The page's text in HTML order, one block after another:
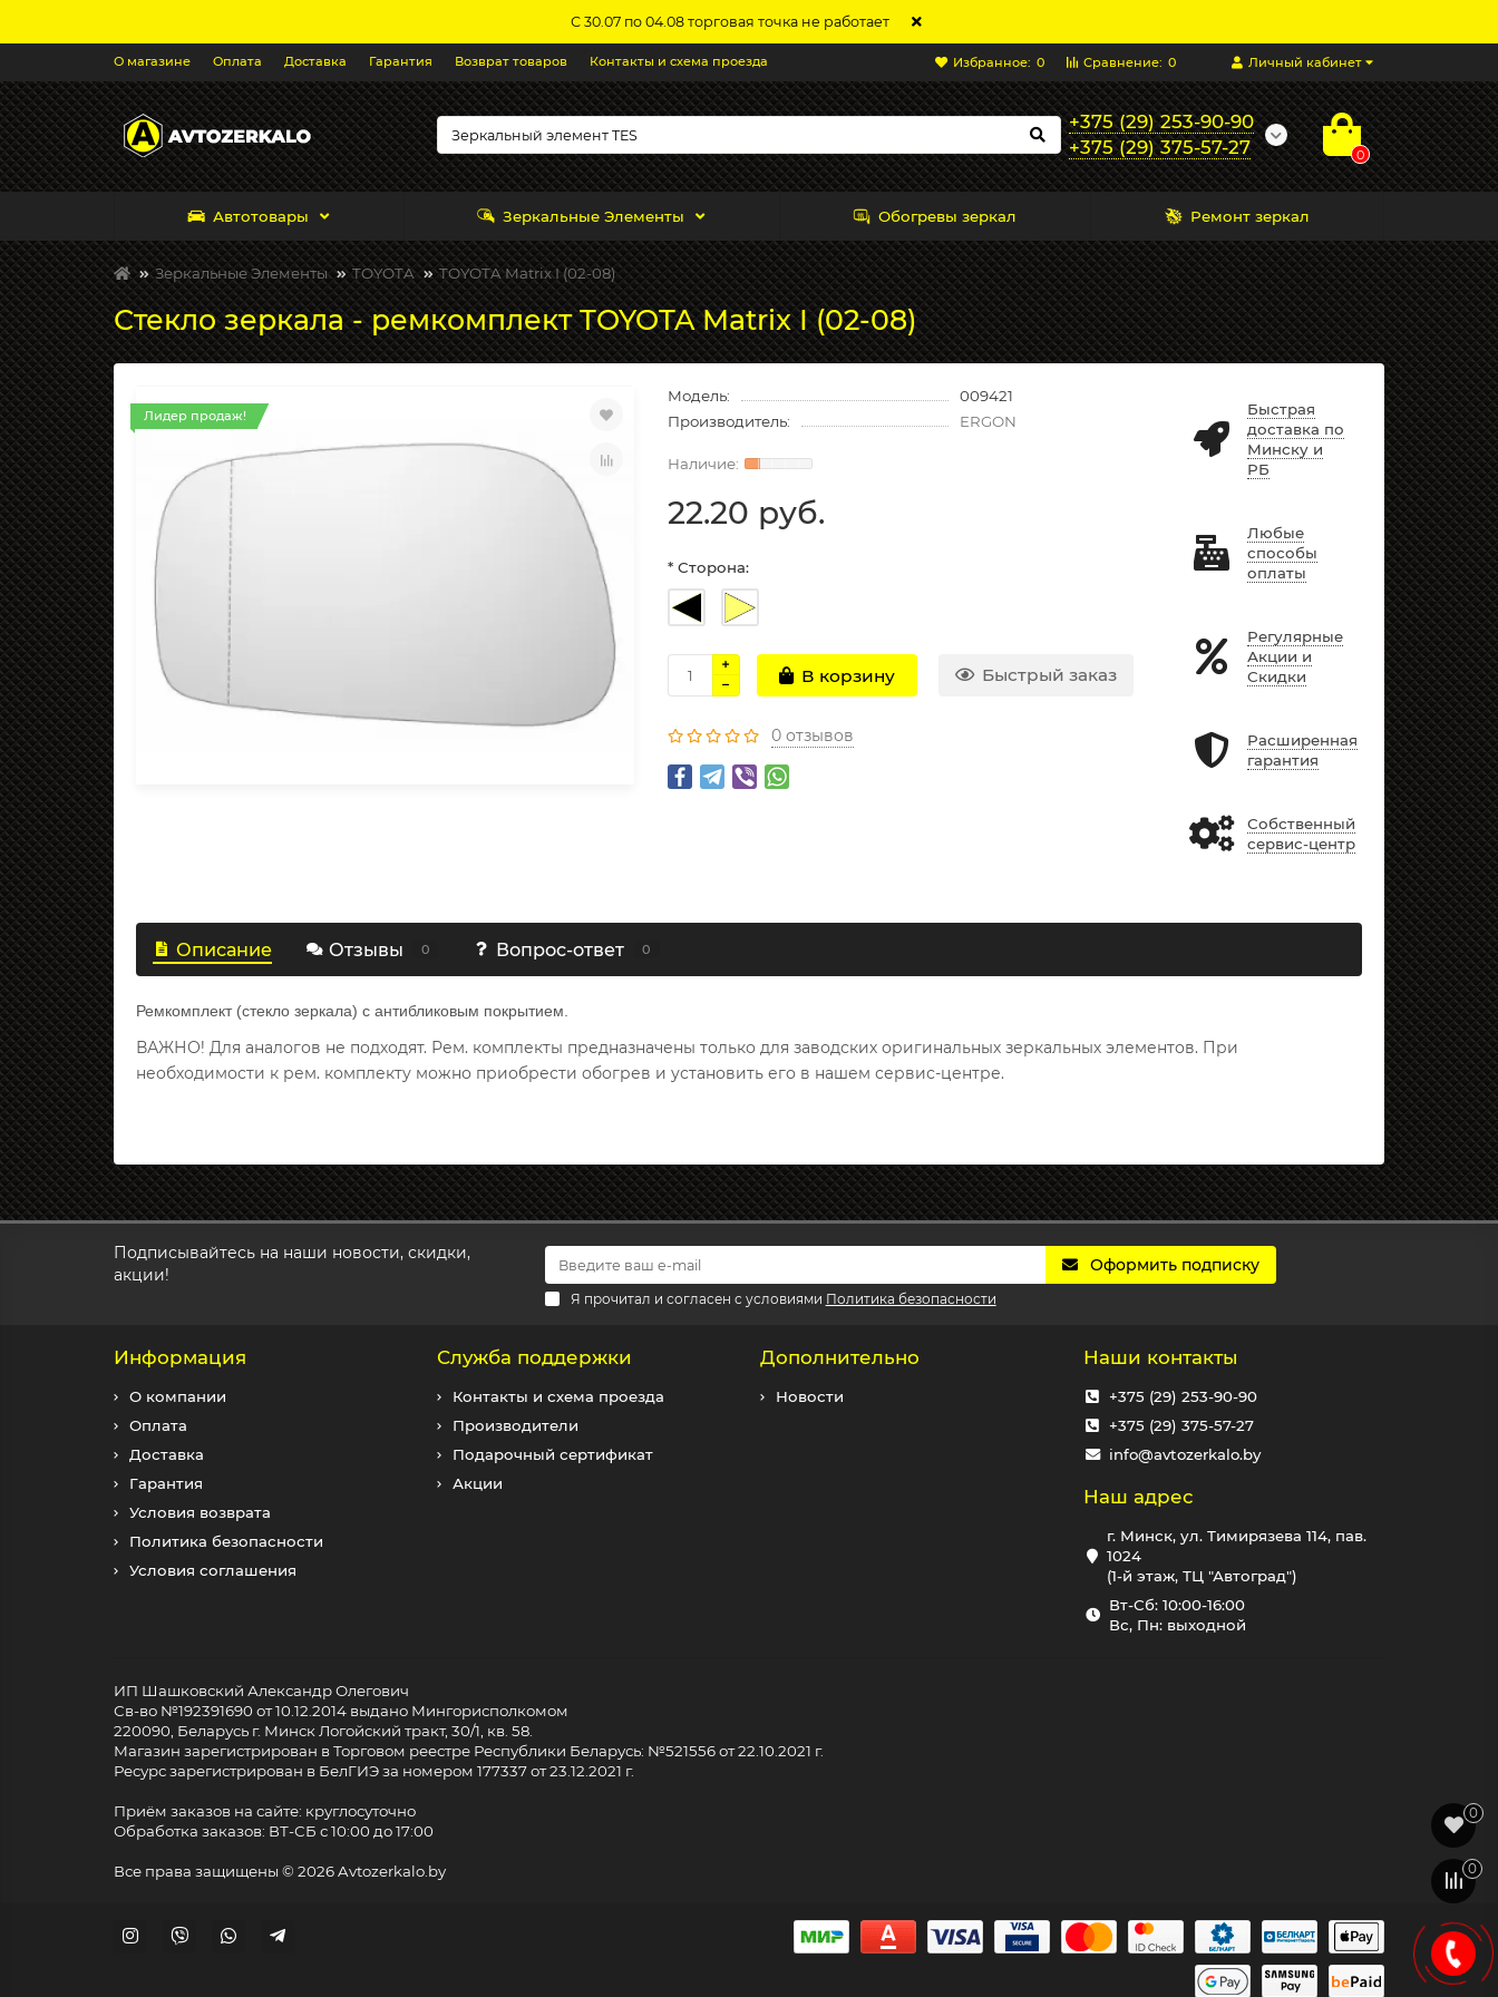
С 30.07 по 04.08 торговая точка не работает
Личный кабинет
Сравнение: 0
Избранное: 0
О магазине Оплата Доставка Гарантия Возврат товаров Контакты и схема проезда
+375 (29) 253-90-90
+375 (29) 375-57-27
0
Автотовары Зеркальные Элементы Обогревы зеркал Ремонт зеркал
Зеркальные Элементы TOYOTA TOYOTA Matrix I (02-08)
Стекло зеркала - ремкомплект TOYOTA Matrix I (02-08)
Лидер продаж!
Модель:
009421
Производитель:
ERGON
22.20 руб.
* Сторона:
В корзину Быстрый заказ
0 отзывов
Быстрая
доставка по
Минску и
РБ
Любые
способы
оплаты
Регулярные
Акции и
Скидки
Расширенная
гарантия
Собственный
сервис-центр
Описание Отзывы 0 Вопрос-ответ 0
Ремкомплект (стекло зеркала) с антибликовым покрытием.
ВАЖНО! Для аналогов не подходят. Рем. комплекты предназначены только для заводских оригинальных зеркальных элементов. При
необходимости к рем. комплекту можно приобрести обогрев и установить его в нашем сервис-центре.
Подписывайтесь на наши новости, скидки,
акции!
Оформить подписку
Я прочитал и согласен с условиями Политика безопасности
Информация
О компании
Оплата
Доставка
Гарантия
Условия возврата
Политика безопасности
Условия соглашения
Служба поддержки
Контакты и схема проезда
Производители
Подарочный сертификат
Акции
Дополнительно
Новости
Наши контакты
+375 (29) 253-90-90
+375 (29) 375-57-27
info@avtozerkalo.by
Наш адрес
г. Минск, ул. Тимирязева 114, пав.
1024
(1-й этаж, ТЦ "Автоград")
Вт-Сб: 10:00-16:00
Вс, Пн: выходной
ИП Шашковский Александр Олегович
Св-во №192391690 от 10.12.2014 выдано Мингорисполкомом
220090, Беларусь г. Минск Логойский тракт, 30/1, кв. 58.
Магазин зарегистрирован в Торговом реестре Республики Беларусь: №521556 от 22.10.2021 г.
Ресурс зарегистрирован в БелГИЭ за номером 177337 от 23.12.2021 г.
Приём заказов на сайте: круглосуточно
Обработка заказов: ВТ-СБ с 10:00 до 17:00
Все права защищены © 2026 Avtozerkalo.by
0
0